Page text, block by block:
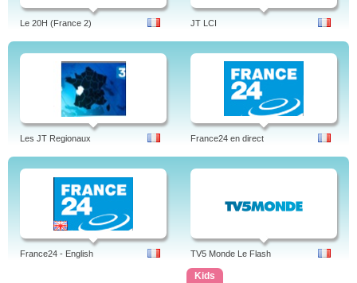
Le 20H (France 2) JT LCI
Les JT Regionaux France24 en direct
France24 - English TV5 Monde Le Flash
Kids